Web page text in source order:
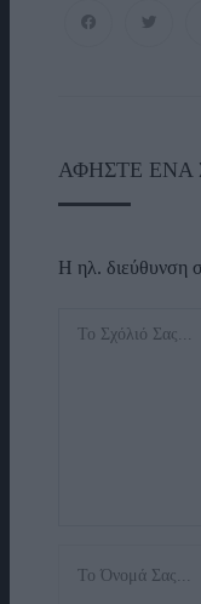
ΑΦΉΣΤΕ ΈΝΑ
Η ηλ. διεύθυνση